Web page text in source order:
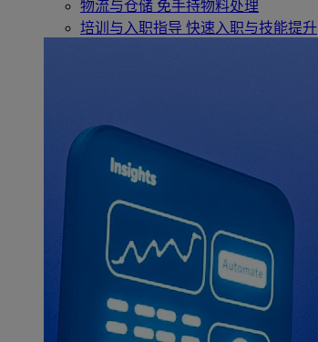
物流与仓储 免手持物料处理
培训与入职指导 快速入职与技能提升